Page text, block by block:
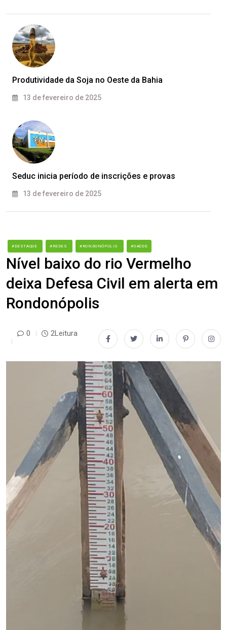
Produtividade da Soja no Oeste da Bahia
13 de fevereiro de 2025
Seduc inicia período de inscrições e provas
13 de fevereiro de 2025
#DESTAQUE #REDES #RONDONÓPOLIS #SAÚDE
Nível baixo do rio Vermelho
deixa Defesa Civil em alerta em
Rondonópolis
0 2Leitura